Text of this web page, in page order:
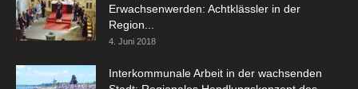
Erwachsenwerden: Achtklässler in der
Region...
4. Juni 2018
Interkommunale Arbeit in der wachsenden